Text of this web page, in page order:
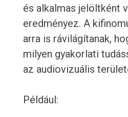
és alkalmas jelöltként
eredményez. A
arra is rávilágítanak,
milyen gyakorlati
az audiovizuális
Például: